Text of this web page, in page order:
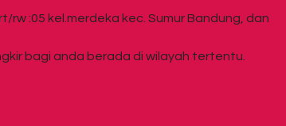
:05 kel.merdeka kec. Sumur Bandung, dan
bagi anda berada di wilayah tertentu.